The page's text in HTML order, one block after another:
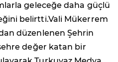
geleceğe daha güçlü
belirtti.Vali Mükerrem
düzenlenen Şehrin
değer katan bir